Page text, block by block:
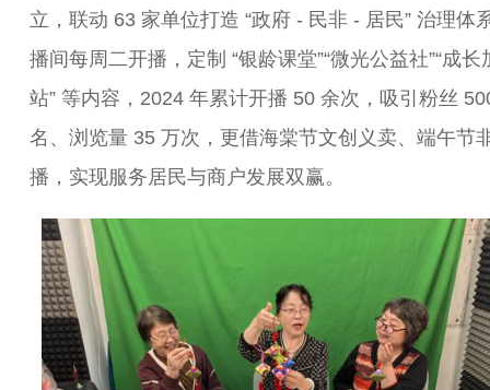
立，联动 63 家单位打造 “政府 - 民非 - 居民” 治理体
播间每周二开播，定制 “银龄课堂”“微光公益社”“成长
站” 等内容，2024 年累计开播 50 余次，吸引粉丝
名、浏览量 35 万次，更借海棠节文创义卖、端午节
播，实现服务居民与商户发展双赢。